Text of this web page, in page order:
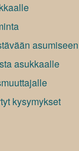
asumiseen
asukkaalle
kysymykset